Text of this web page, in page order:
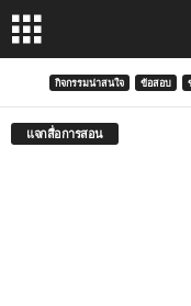
กิจกรรมน่าสนใจ ข้อสอบ
แจกสื่อการสอน